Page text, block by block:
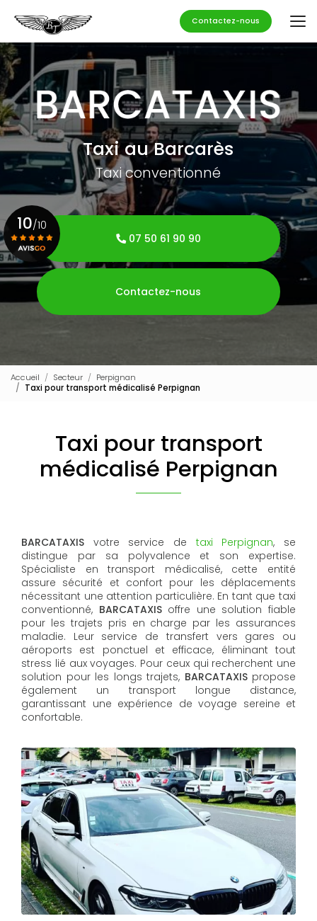
contenu
principal
Contactez-nous
Taxi au Barcarès
Taxi conventionné
07 50 61 90 90
Contactez-nous
10/10
Voir le certificat
Accueil Secteur
Perpignan
Taxi pour transport médicalisé Perpignan
Taxi pour transport
médicalisé Perpignan
BARCATAXIS votre service de taxi Perpignan, se
distingue par sa polyvalence et son expertise.
Spécialiste en transport médicalisé, cette entité
assure sécurité et confort pour les déplacements
nécessitant une attention particulière. En tant que taxi
conventionné, BARCATAXISoffre une solution fiable
pour les trajets pris en charge par les assurances
maladie. Leur service de transfert vers gares ou
aéroports est ponctuel et efficace, éliminant tout
stress lié aux voyages. Pour ceux qui recherchent une
solution pour les longs trajets, BARCATAXISpropose
également un transport longue distance,
garantissant une expérience de voyage sereine et
confortable.